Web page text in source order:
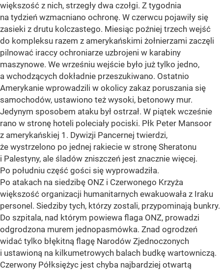
większość z nich, strzegły dwa czołgi. Z tygodnia
na tydzień wzmacniano ochronę. W czerwcu pojawiły się
zasieki z drutu kolczastego. Miesiąc poźniej trzech wejść
do kompleksu razem z amerykańskimi żołnierzami zaczęli
pilnować iraccy ochroniarze uzbrojeni w karabiny
maszynowe. We wrześniu wejście było już tylko jedno,
a wchodzących dokładnie przeszukiwano. Ostatnio
Amerykanie wprowadzili w okolicy zakaz poruszania się
samochodów, ustawiono też wysoki, betonowy mur.
Jedynym sposobem ataku był ostrzał. W piątek wcześnie
rano w stronę hoteli poleciały pociski. Płk Peter Mansoor
z amerykańskiej 1. Dywizji Pancernej twierdzi,
że wystrzelono po jednej rakiecie w stronę Sheratonu
i Palestyny, ale śladów zniszczeń jest znacznie więcej.
Po południu część gości się wyprowadziła.
Po atakach na siedzibę ONZ i Czerwonego Krzyża
większość organizacji humanitarnych ewakuowała z Iraku
personel. Siedziby tych, którzy zostali, przypominają bunkry.
Do szpitala, nad którym powiewa flaga ONZ, prowadzi
odgrodzona murem jednopasmówka. Znad ogrodzeń
widać tylko błękitną flagę Narodów Zjednoczonych
i ustawioną na kilkumetrowych balach budkę wartowniczą.
Czerwony Półksiężyc jest chyba najbardziej otwartą